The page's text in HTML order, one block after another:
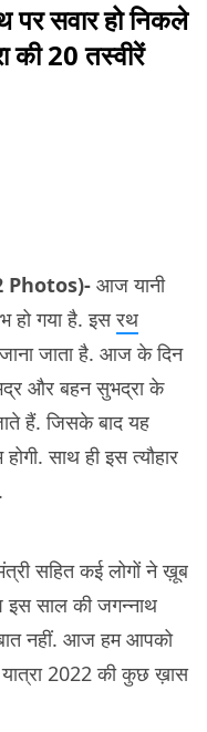
सवार हो निकले
की 20 तस्वीरें
Photos)- आज यानी
हो गया है. इसरथ
जाना जाता है. आज के दिन
और बहन सुभद्रा के
हैं. जिसके बाद यह
साथ ही इस त्यौहार
सहित कई लोगों ने ख़ूब
इस साल की जगन्नाथ
बात नहीं. आज हम आपको
2022 की कुछ ख़ास